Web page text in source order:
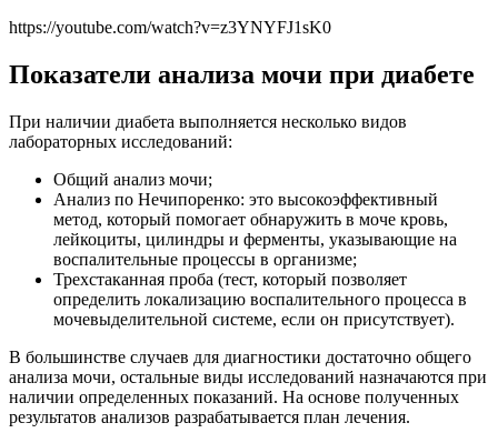
https://youtube.com/watch?v=z3YNYFJ1sK0
Показатели анализа мочи при диабете
При наличии диабета выполняется несколько видов
лабораторных исследований:
Общий анализ мочи;
Анализ по Нечипоренко: это высокоэффективный
метод, который помогает обнаружить в моче кровь,
лейкоциты, цилиндры и ферменты, указывающие на
воспалительные процессы в организме;
Трехстаканная проба (тест, который позволяет
определить локализацию воспалительного процесса в
мочевыделительной системе, если он присутствует).
В большинстве случаев для диагностики достаточно общего
анализа мочи, остальные виды исследований назначаются при
наличии определенных показаний. На основе полученных
результатов анализов разрабатывается план лечения.